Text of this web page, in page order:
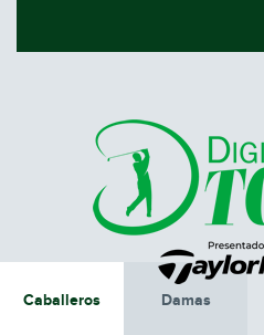
Caballeros Damas